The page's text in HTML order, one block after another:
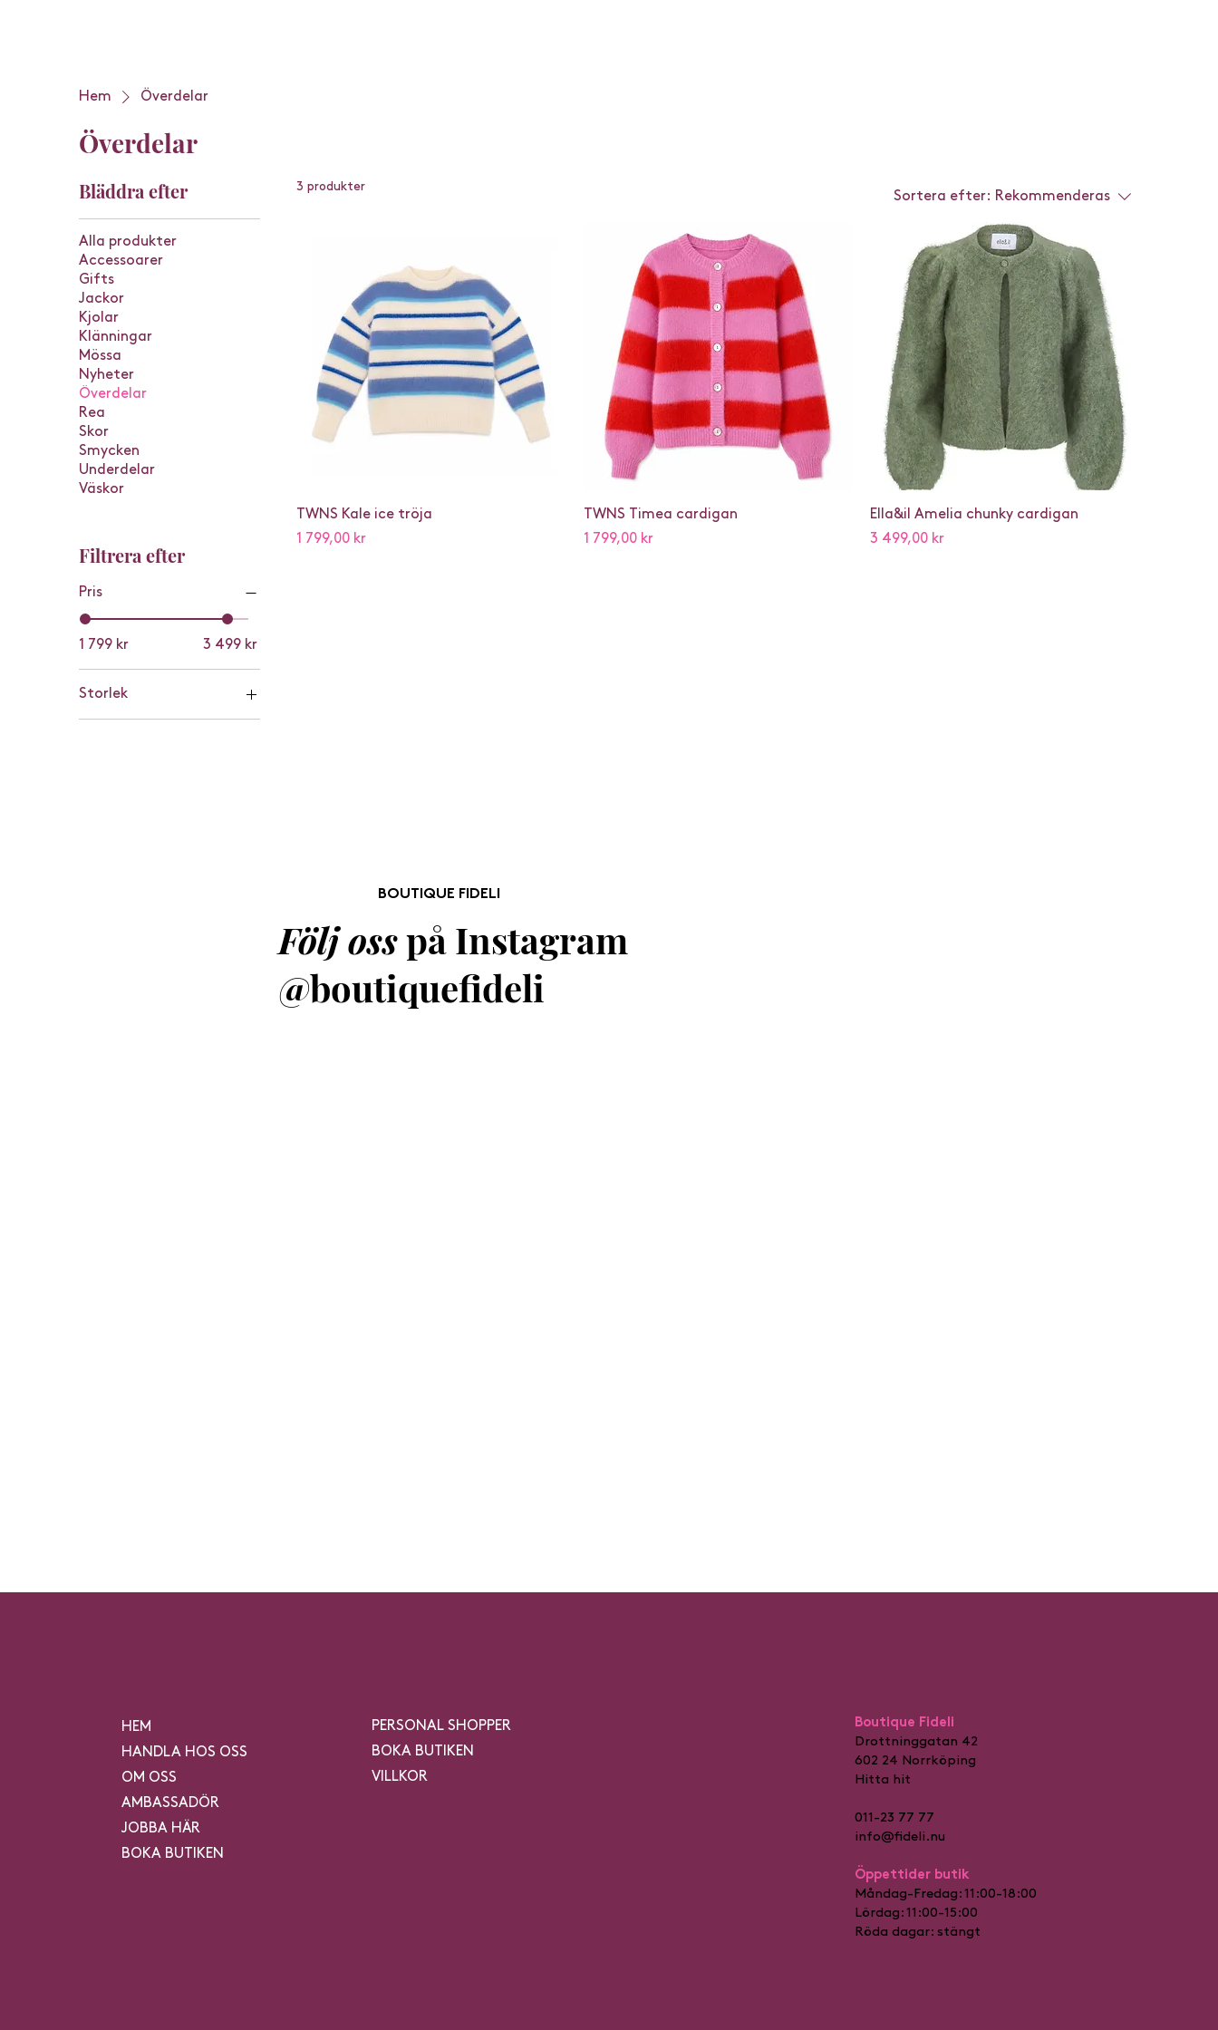
Hem Överdelar
Överdelar
Bläddra efter
Alla produkter
Accessoarer
Gifts
Jackor
Kjolar
Klänningar
Mössa
Nyheter
Överdelar
Rea
Skor
Smycken
Underdelar
Väskor
Filtrera efter
Pris
1 799 kr 3 499 kr
Storlek
L
3 produkter
Sortera efter: Rekommenderas
TWNS Kale ice tröja
Pris
1 799,00 kr
TWNS Timea cardigan
Pris
1 799,00 kr
Ella&il Amelia chunky cardigan
Pris
3 499,00 kr
BOUTIQUE FIDELI
Följ osspå Instagram
@boutiquefideli
HEM
HANDLA HOS OSS
OM OSS
AMBASSADÖR
JOBBA HÄR
BOKA BUTIKEN
PERSONAL SHOPPER
BOKA BUTIKEN
VILLKOR
Boutique Fideli
Drottninggatan 42
602 24 Norrköping
Hitta hit
011-23 77 77
info@fideli.nu
Öppettider butik
Måndag-Fredag: 11:00-18:00
Lördag: 11:00-15:00
Röda dagar: stängt